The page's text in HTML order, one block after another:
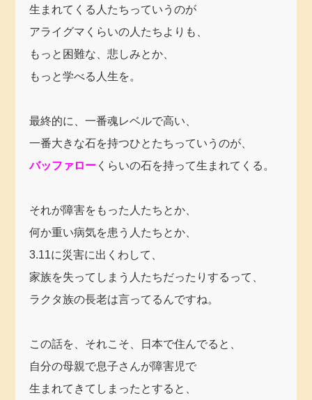
生まれてくる人たちっていうのが
アライグマくらいの人たちよりも、
もっと困難な、悲しみとか、
もっと学べる人生を。
最終的に、一番魂レベルで高い、
一番大きな石を持つひとたちっていうのが、
バッファロー くらいの石を持って生まれてくる。
それが障害をもった人たちとか、
何か重い病気を患う人たちとか、
3.11に災害に出くわして、
家族を失ってしまう人たちだったりするって、
ラクタ族の長老は言ってるんですね。
この話を、それこそ、日本で住んでると、
自分の母親で息子さんが障害児で
生まれてきてしまったとすると、